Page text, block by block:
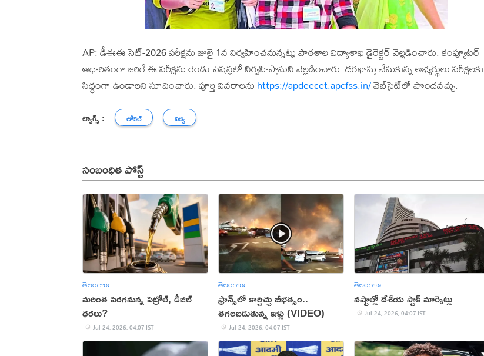
AP: డీఈఈ సెట్-2026 పరీక్షను జులై 1న నిర్వహించనున్నట్లు పాఠశాల విద్యాశాఖ డైరెక్టర్ వెల్లడించారు. కంప్యూటర్
ఆధారితంగా జరిగే ఈ పరీక్షను రెండు సెషన్లలో నిర్వహిస్తామని వెల్లడించారు. దరఖాస్తు చేసుకున్న అభ్యర్థులు పరీక్షలకు
సిద్ధంగా ఉండాలని సూచించారు. పూర్తి వివరాలనుhttps://apdeecet.apcfss.in/వెబ్‌సైట్‌‌లో పొందవచ్చు.
ట్యాగ్స్ : లోకల్ విద్య
సంబంధిత పోస్ట్
తెలంగాణ
మరింత పెరగనున్న పెట్రోల్, డీజిల్
ధరలు?
Jul 24, 2026, 04:07 IST
తెలంగాణ
ఫ్రాన్స్‌లో కార్చిచ్చు బీభత్సం..
తగలబడుతున్న ఇళ్లు (VIDEO)
Jul 24, 2026, 04:07 IST
తెలంగాణ
నష్టాల్లో దేశీయ స్టాక్ మార్కెట్లు
Jul 24, 2026, 04:07 IST